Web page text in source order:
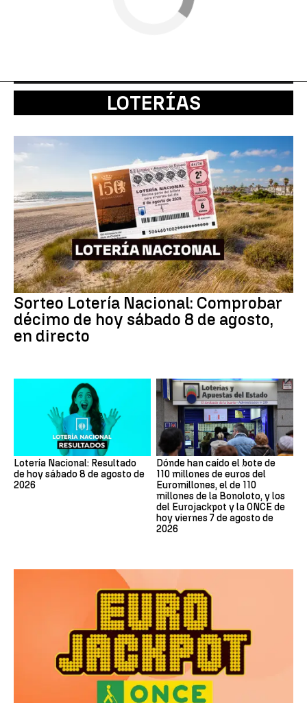
LOTERÍAS
Sorteo Lotería Nacional: Comprobar
décimo de hoy sábado 8 de agosto,
en directo
Lotería Nacional: Resultado
de hoy sábado 8 de agosto de
2026
Dónde han caído el bote de
110 millones de euros del
Euromillones, el de 110
millones de la Bonoloto, y los
del Eurojackpot y la ONCE de
hoy viernes 7 de agosto de
2026